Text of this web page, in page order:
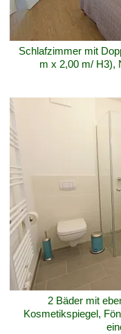
Schlafzimmer mit
m x 2,00 m/ H3),
2 Bäder mit
Kosmetikspiegel,